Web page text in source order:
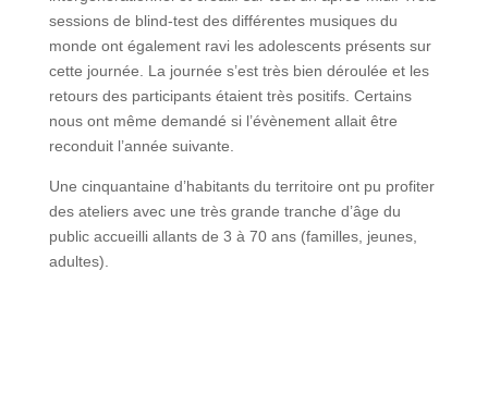
sessions de blind-test des différentes musiques du
monde ont également ravi les adolescents présents sur
cette journée. La journée s’est très bien déroulée et les
retours des participants étaient très positifs. Certains
nous ont même demandé si l’évènement allait être
reconduit l’année suivante.
Une cinquantaine d’habitants du territoire ont pu profiter
des ateliers avec une très grande tranche d’âge du
public accueilli allants de 3 à 70 ans (familles, jeunes,
adultes).